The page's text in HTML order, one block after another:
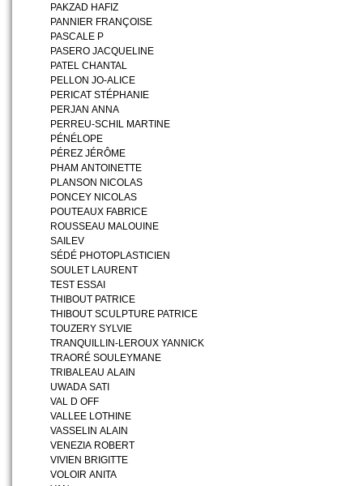
PAKZAD HAFIZ
PANNIER FRANÇOISE
PASCALE P
PASERO JACQUELINE
PATEL CHANTAL
PELLON JO-ALICE
PERICAT STÉPHANIE
PERJAN ANNA
PERREU-SCHIL MARTINE
PÉNÉLOPE
PÉREZ JÉRÔME
PHAM ANTOINETTE
PLANSON NICOLAS
PONCEY NICOLAS
POUTEAUX FABRICE
ROUSSEAU MALOUINE
SAILEV
SÉDÉ PHOTOPLASTICIEN
SOULET LAURENT
TEST ESSAI
THIBOUT PATRICE
THIBOUT SCULPTURE PATRICE
TOUZERY SYLVIE
TRANQUILLIN-LEROUX YANNICK
TRAORÉ SOULEYMANE
TRIBALEAU ALAIN
UWADA SATI
VAL D OFF
VALLEE LOTHINE
VASSELIN ALAIN
VENEZIA ROBERT
VIVIEN BRIGITTE
VOLOIR ANITA